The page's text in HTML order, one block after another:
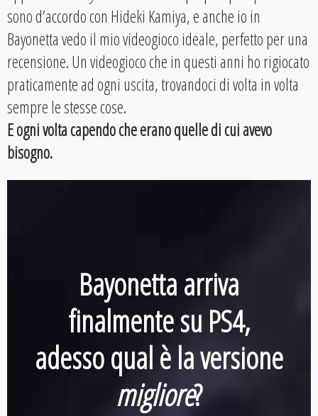
sono d’accordo con Hideki Kamiya, e anche io in
Bayonetta vedo il mio videogioco ideale, perfetto per una
recensione. Un videogioco che in questi anni ho rigiocato
praticamente ad ogni uscita, trovandoci di volta in volta
sempre le stesse cose.
E ogni volta capendo che erano quelle di cui avevo
bisogno.
Bayonetta arriva
finalmente su PS4,
adesso qual è la versione
migliore?